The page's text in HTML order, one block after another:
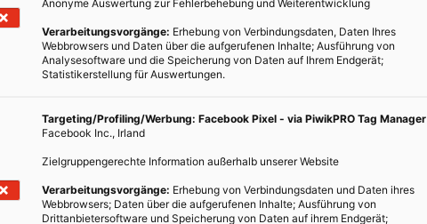
Projekte geplant
Drei weitere Gründächer sollen ebenfalls mit
bereits übertroffen: 2025 installierte das Amt für Hochbau und
– mehr als eine Vervierfachung der jährlichen
Flachdächern
Anonyme Auswertung zur Fehlerbehebung und Weiterentwicklung
Verarbeitungsvorgänge: Erhebung von Verbindungsdaten, Daten Ihres
Webbrowsers und Daten über die aufgerufenen Inhalte; Ausführung von
Analysesoftware und die Speicherung von Daten auf Ihrem Endgerät;
Statistikerstellung für Auswertungen.
Targeting/Profiling/Werbung: Facebook Pixel - via PiwikPRO Tag Manager
Facebook Inc., Irland
Zielgruppengerechte Information außerhalb unserer Website
Verarbeitungsvorgänge: Erhebung von Verbindungsdaten und Daten ihres
Webbrowsers; Daten über die aufgerufenen Inhalte; Ausführung von
Drittanbietersoftware und Speicherung von Daten auf ihrem Endgerät;